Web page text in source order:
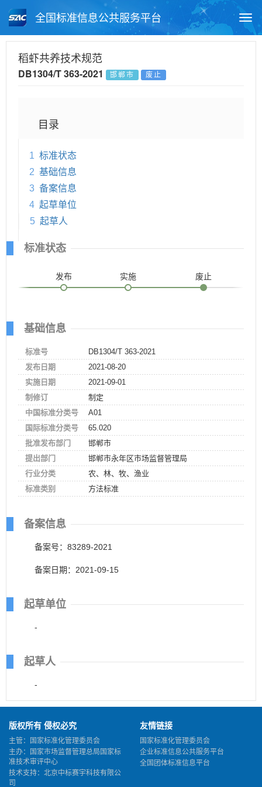
全国标准信息公共服务平台
月报查询 标准公告查询
稻虾共养技术规范
DB1304/T 363-2021 邯郸市 废止
目录
1 标准状态
2 基础信息
3 备案信息
4 起草单位
5 起草人
标准状态
发布 实施 废止
基础信息
标准号
DB1304/T 363-2021
发布日期
2021-08-20
实施日期
2021-09-01
制修订
制定
中国标准分类号
A01
国际标准分类号
65.020
批准发布部门
邯郸市
提出部门
邯郸市永年区市场监督管理局
行业分类
农、林、牧、渔业
标准类别
方法标准
备案信息
备案号：83289-2021
备案日期：2021-09-15
起草单位
-
起草人
-
版权所有 侵权必究
主管：国家标准化管理委员会
主办：国家市场监督管理总局国家标
准技术审评中心
技术支持：北京中标赛宇科技有限公
司
友情链接
国家标准化管理委员会
企业标准信息公共服务平台
全国团体标准信息平台